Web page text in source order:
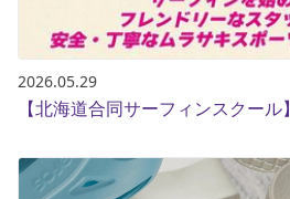
2026.05.29
【北海道合同サーフィンスクール】